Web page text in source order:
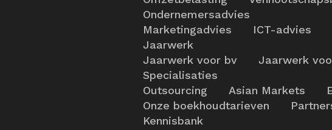
Ondernemersadvies
Marketingadvies
ICT-advies
Jaarwerk
Jaarwerk voor bv
Jaarwerk
Specialisaties
Outsourcing
Asian Markets
Onze boekhoudtarieven
Kennisbank